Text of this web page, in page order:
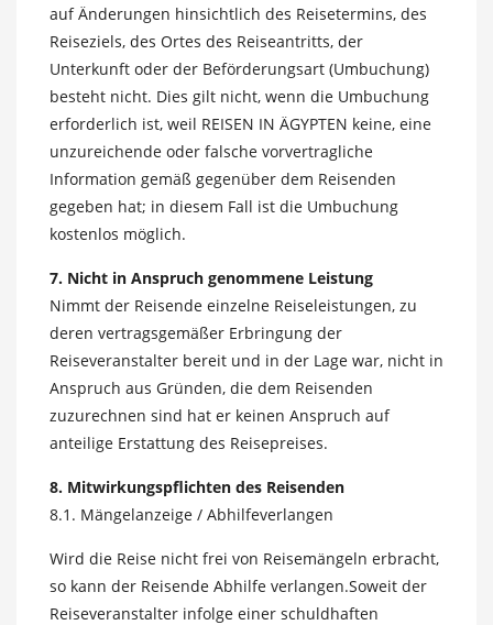
auf Änderungen hinsichtlich des Reisetermins, des
Reiseziels, des Ortes des Reiseantritts, der
Unterkunft oder der Beförderungsart (Umbuchung)
besteht nicht. Dies gilt nicht, wenn die Umbuchung
erforderlich ist, weil REISEN IN ÄGYPTEN keine, eine
unzureichende oder falsche vorvertragliche
Information gemäß gegenüber dem Reisenden
gegeben hat; in diesem Fall ist die Umbuchung
kostenlos möglich.
7. Nicht in Anspruch genommene Leistung
Nimmt der Reisende einzelne Reiseleistungen, zu
deren vertragsgemäßer Erbringung der
Reiseveranstalter bereit und in der Lage war, nicht in
Anspruch aus Gründen, die dem Reisenden
zuzurechnen sind hat er keinen Anspruch auf
anteilige Erstattung des Reisepreises.
8. Mitwirkungspflichten des Reisenden
8.1. Mängelanzeige / Abhilfeverlangen
Wird die Reise nicht frei von Reisemängeln erbracht,
so kann der Reisende Abhilfe verlangen.Soweit der
Reiseveranstalter infolge einer schuldhaften